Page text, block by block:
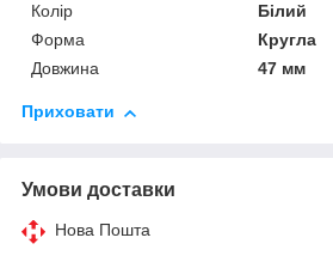
Колір
Білий
Форма
Кругла
Довжина
47 мм
Приховати
Умови доставки
Нова Пошта